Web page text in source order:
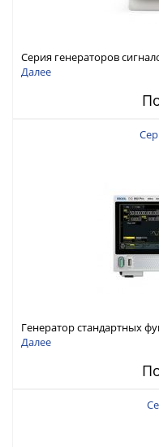
Серия генераторов
стандартных функций
Далее
Генератор стандартных
формы Rigol серии DG800
Далее